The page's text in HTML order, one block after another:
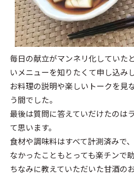
毎日の献立がマンネリ化していた
いメニューを知りたくて申し込み
お料理の説明や楽しいトークを見
う間でした。
最後は質問に答えていだけたのは
て思います。
食材や調味料はすべて計測済みで
なかったこともとっても楽チンで
ちなみに教えていただいた甘酒の